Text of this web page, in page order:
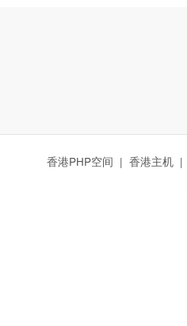
香港PHP空间 | 香港主机 |